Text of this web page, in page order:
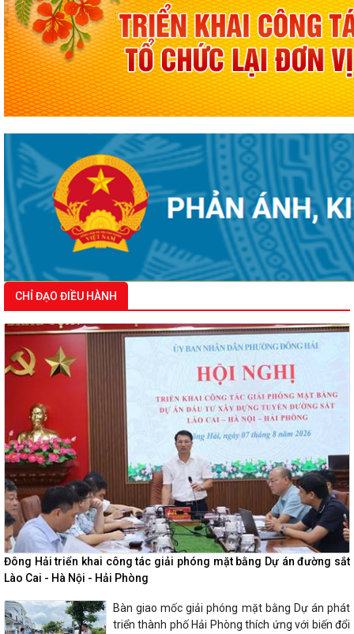
Quyết định số 1143/QĐ-UBND ngày 03/8/2026 của UBND
phường Đông Hải về việc thu hồi đất để thực hiện Dự án
đầu tư xây dựng Trường Tiểu họcTrung học cơ sở Đông
Hải 2 (giai đoạn 1 khối Trung học cơ sở)
Quyết định số 1142/QĐ-UBND ngày 03/8/2026 của UBND
phường Đông Hải về việc thu hồi đất để thực hiện Dự án
đầu tư xây dựng Trường Tiểu họcTrung học cơ sở Đông
Hải Phòng đẩy nhanh tiến độ đo đạc, lập hồ sơ địa chính
và hoàn thiện cơ sở dữ liệu đất đai
Phường Đông Hải tổ chức sinh hoạt dưới cờ tháng
8/2026
CHỈ ĐẠO ĐIỀU HÀNH
Đông Hải triển khai công tác giải phóng mặt bằng Dự án đường sắt
Lào Cai - Hà Nội - Hải Phòng
Bàn giao mốc giải phóng mặt bằng Dự án phát
triển thành phố Hải Phòng thích ứng với biến đổi